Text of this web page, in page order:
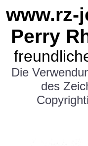
www.rz-
Perry
Die
des